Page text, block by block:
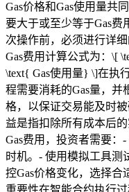
Gas价格和Gas使用量共
要大于或至少等于Gas
次操作前，必须进行详
Gas费用计算公式为：\[
\text{ Gas使用量} \]在执
程需要消耗的Gas量，并
格，以保证交易能及时
益是指扣除所有成本后
Gas费用，投资者需要：
时机。- 使用模拟工具测
控Gas价格变化，选择合